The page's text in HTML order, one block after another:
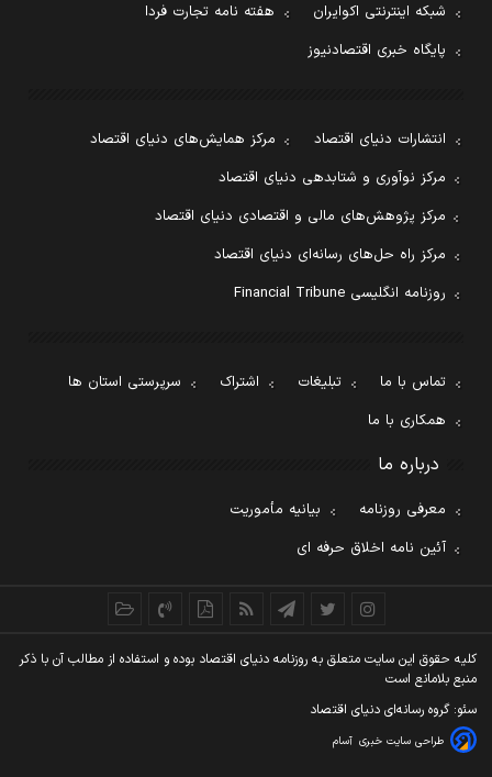
شبکه اینترنتی اکوایران
هفته نامه تجارت فردا
پایگاه خبری اقتصادنیوز
انتشارات دنیای اقتصاد
مرکز همایش‌های دنیای اقتصاد
مرکز نوآوری و شتابدهی دنیای اقتصاد
مرکز پژوهش‌های مالی و اقتصادی دنیای اقتصاد
مرکز راه حل‌های رسانه‌ای دنیای اقتصاد
روزنامه انگلیسی Financial Tribune
تماس با ما تبلیغات اشتراک
سرپرستی استان ها
همکاری با ما
درباره ما
معرفی روزنامه
بیانیه مأموریت
آئین نامه اخلاق حرفه ای
کليه حقوق اين سايت متعلق به روزنامه دنيای اقتصاد بوده و استفاده از مطالب آن با ذکر
منبع بلامانع است
سئو: گروه رسانه‌ای دنیای اقتصاد
طراحی سایت خبری آسام